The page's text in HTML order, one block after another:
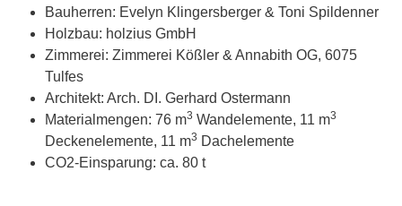
Bauherren: Evelyn Klingersberger & Toni Spildenner
Holzbau: holzius GmbH
Zimmerei: Zimmerei Kößler & Annabith OG, 6075
Tulfes
Architekt: Arch. DI. Gerhard Ostermann
Materialmengen: 76 m3 Wandelemente, 11 m3
Deckenelemente, 11 m3 Dachelemente
CO2-Einsparung: ca. 80 t